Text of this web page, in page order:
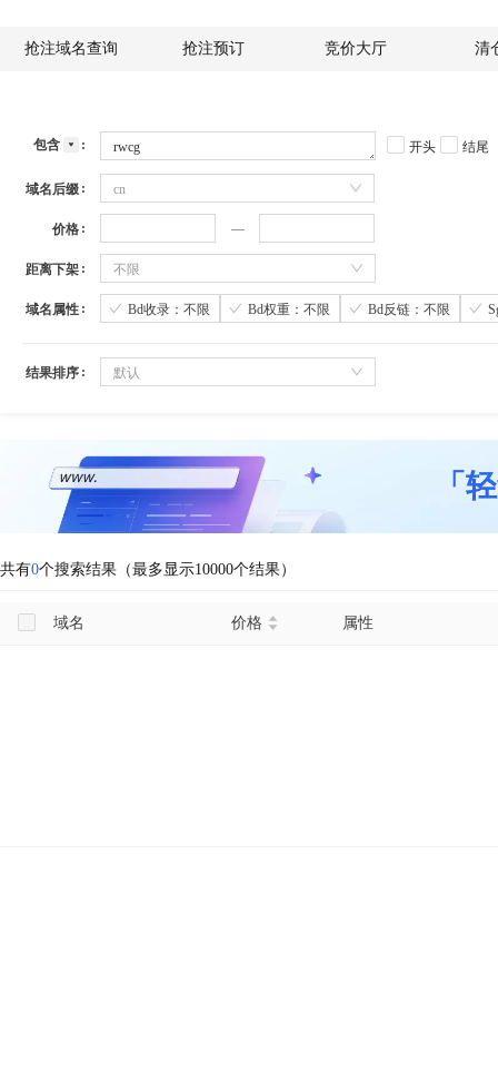
抢注域名查询 抢注预订 竞价大厅 清
包含 开头 结尾
域名后缀 cn
价格
距离下架 不限
域名属性 Bd收录：不限 Bd权重：不限 Bd反链：不限
结果排序 默认
「
共有0个搜索结果（最多显示10000个结果）
域名 价格 属性